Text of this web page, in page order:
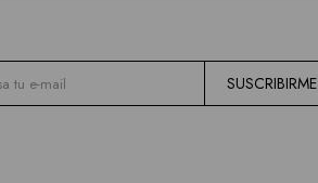
SUSCRIBIRME